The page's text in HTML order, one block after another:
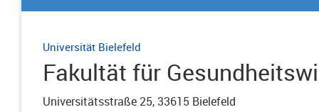
Universität Bielefeld
Fakultät für
Universitätsstraße 25, 33615 Bielefeld